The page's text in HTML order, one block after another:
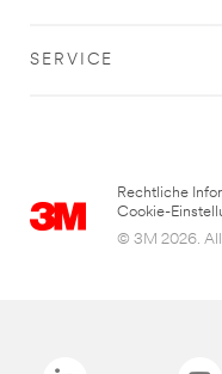
SERVICE
Rechtliche
Cookie-
© 3M 2026.